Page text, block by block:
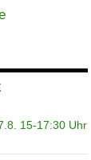
15-17:30 Uhr